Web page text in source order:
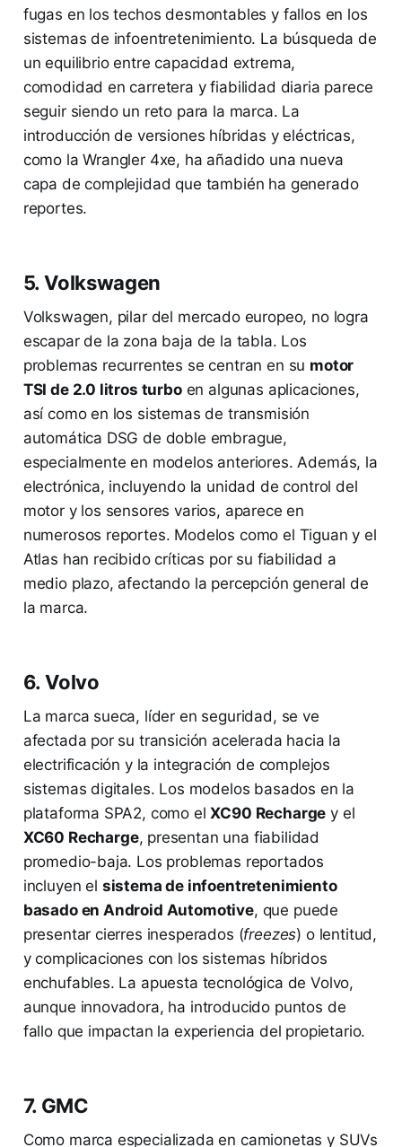
fugas en los techos desmontables y fallos en los
sistemas de infoentretenimiento. La búsqueda de
un equilibrio entre capacidad extrema,
comodidad en carretera y fiabilidad diaria parece
seguir siendo un reto para la marca. La
introducción de versiones híbridas y eléctricas,
como la Wrangler 4xe, ha añadido una nueva
capa de complejidad que también ha generado
reportes.
5. Volkswagen
Volkswagen, pilar del mercado europeo, no logra
escapar de la zona baja de la tabla. Los
problemas recurrentes se centran en su motor
TSI de 2.0 litros turboen algunas aplicaciones,
así como en los sistemas de transmisión
automática DSG de doble embrague,
especialmente en modelos anteriores. Además, la
electrónica, incluyendo la unidad de control del
motor y los sensores varios, aparece en
numerosos reportes. Modelos como el Tiguan y el
Atlas han recibido críticas por su fiabilidad a
medio plazo, afectando la percepción general de
la marca.
6. Volvo
La marca sueca, líder en seguridad, se ve
afectada por su transición acelerada hacia la
electrificación y la integración de complejos
sistemas digitales. Los modelos basados en la
plataforma SPA2, como elXC90 Recharge y el
XC60 Recharge, presentan una fiabilidad
promedio-baja. Los problemas reportados
incluyen el sistema de infoentretenimiento
basado en Android Automotive, que puede
presentar cierres inesperados (freezes) o lentitud,
y complicaciones con los sistemas híbridos
enchufables. La apuesta tecnológica de Volvo,
aunque innovadora, ha introducido puntos de
fallo que impactan la experiencia del propietario.
7. GMC
Como marca especializada en camionetas y SUVs